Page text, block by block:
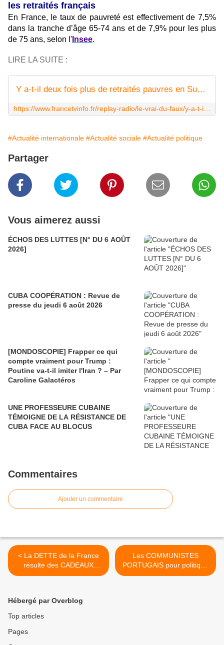
les retraités français
En France, le taux de pauvreté est effectivement de 7,5%
dans la tranche d’âge 65-74 ans et de 7,9% pour les plus
de 75 ans, selon l' Insee.
LIRE LA SUITE :
Y a-t-il deux fois plus de retraités pauvres en Suède qu'en France ?
#Actualité internationale #Actualité sociale #Actualité politique
Partager
Vous aimerez aussi
ÉCHOS DES LUTTES [N° DU 6 AOÛT
2026]
CUBA COOPÉRATION : Revue de
presse du jeudi 6 août 2026
[MONDOSCOPIE] Frapper ce qui
compte vraiment pour Trump :
Poutine va-t-il imiter l'Iran ? – Par
Caroline Galactéros
UNE PROFESSEURE CUBAINE
TÉMOIGNE DE LA RÉSISTANCE DE
CUBA FACE AU BLOCUS
Commentaires
Ajouter un commentaire
< La DETTE de la France
résulte des CADEAUX
fiscaux fait aux RICHES
Les COMMUNISTES
PORTUGAIS pour politique
patriotique de gauche,
Hébergé par Overblog
Top articles
Pages